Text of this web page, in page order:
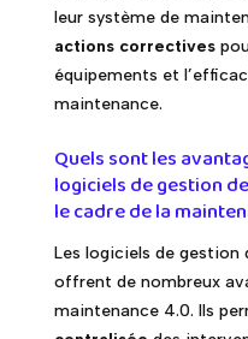
leur système de
actions correctives
équipements et
maintenance.
Quels sont les
logiciels de gestion
le cadre de la
Les logiciels de gestion
offrent de nombreux
maintenance 4.0. Ils